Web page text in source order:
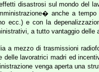
disastrosi sul mondo del
anche a
e con la
a tutto vantaggio
a mezzo di trasmissioni
delle lavoratrici madri ed
venga aperta una